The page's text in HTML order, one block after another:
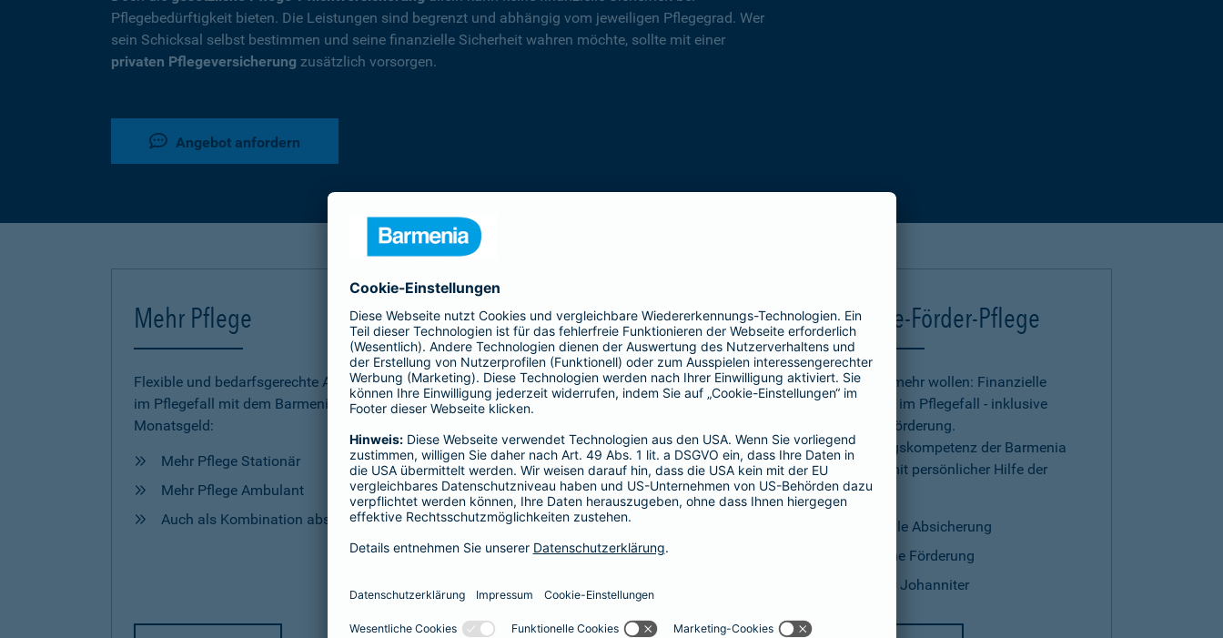
Pflegebedürftigkeit bieten. Die Leistungen sind begrenzt und abhängig vom jeweiligen Pflegegrad. Wer
sein Schicksal selbst bestimmen und seine finanzielle Sicherheit wahren möchte, sollte mit einer
privaten Pflegeversicherung zusätzlich vorsorgen.
Angebot anfordern
Mehr Pflege
Flexible und bedarfsgerechte Absicherung
im Pflegefall mit dem Barmenia Pflege-
Monatsgeld:
Mehr Pflege Stationär
Mehr Pflege Ambulant
Auch als Kombination abschließbar
PflegeSofort
Ein erster Schritt in Richtung Pflegeab­
sicherung: Praktische Hilfe und
Pflegesituation.
Hilfe
Unterstützung
Deutsche-Förder-Pflege
Für alle, die mehr wollen: Finanzielle
Absicherung im Pflegefall - inklusive
staatlicher Förderung.
Versicherungskompetenz der Barmenia
kombiniert mit persönlicher Hilfe der
Johanniter.
finanzielle Absicherung
staatliche Förderung
Hilfe der Johanniter